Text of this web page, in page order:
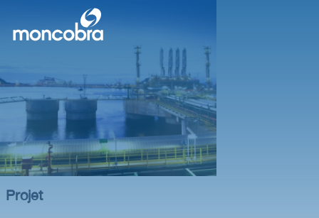
Projet